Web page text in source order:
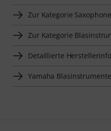
Zur Kategorie Saxophone
Zur Kategorie
Detaillierte
Yamaha